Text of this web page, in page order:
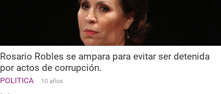
Rosario Robles se ampara para evitar ser detenida
por actos de corrupción.
POLITICA 10 años